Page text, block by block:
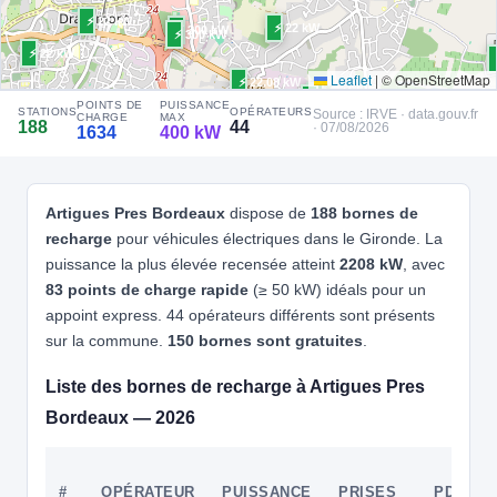
🅿️ Parking privé à usage public Recharge gratuite
CB acceptée
♿ Accessible PMR
Accès libre Réservable 🏍️ 2 roues
🧭 S'y rendre
4 ALLEGO
⚡ 300 kW
🅿️ Parking privé à usage public Recharge gratuite
CB acceptée
🧭 S'y rendre
ROAD | FR*EFL
📍 1 Abbaye de Bonlieu, Sainte-Eulalie 33560 France
⚡ 22 kW
🧭 S'y rendre
⚡ 22 kW
⚡ 300 kW
⚡ 300 kW
⚡ 22.08 kW
⚡ 22 kW
⚡ 22 kW
⚡ 22 kW
⚡ 180 kW
⚡ 22 kW ⚡ 22 kW
⚡ 22 kW
⚡ 22 kW
⚡ 22 kW
⚡ 22 kW
Leaflet | © OpenStreetMap
STATIONS
188
POINTS DE
CHARGE
1634
PUISSANCE
MAX
400 kW
OPÉRATEURS
44
Source : IRVE · data.gouv.fr
· 07/08/2026
Artigues Pres Bordeaux dispose de 188 bornes de
recharge pour véhicules électriques dans le Gironde. La
puissance la plus élevée recensée atteint 2208 kW , avec
83 points de charge rapide (≥ 50 kW) idéals pour un
appoint express. 44 opérateurs différents sont présents
sur la commune. 150 bornes sont gratuites
Liste des bornes de recharge à Artigues Pres
Bordeaux — 2026
# OPÉRATEUR PUISSANCE PRISES PDC